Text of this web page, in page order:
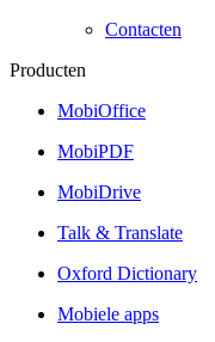
Contacten
Producten
MobiOffice
MobiPDF
MobiDrive
Talk & Translate
Oxford Dictionary
Mobiele apps